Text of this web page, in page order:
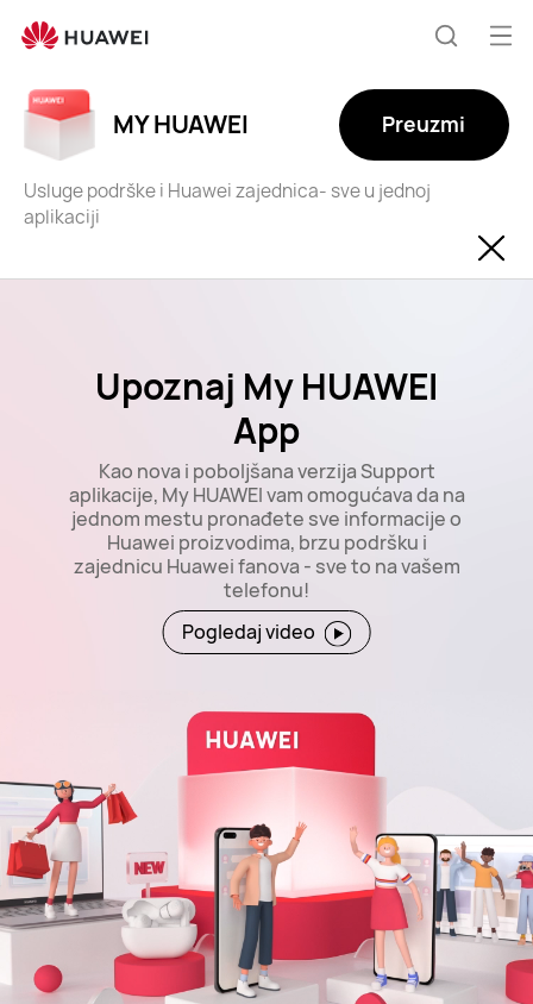
MY HUAWEI
Usluge podrške i Huawei zajednica- sve u jednoj
aplikaciji
Preuzmi
Upoznaj My HUAWEI
App
Kao nova i poboljšana verzija Support
aplikacije, My HUAWEI vam omogućava da na
jednom mestu pronađete sve informacije o
Huawei proizvodima, brzu podršku i
zajednicu Huawei fanova - sve to na vašem
telefonu!
Pogledaj video